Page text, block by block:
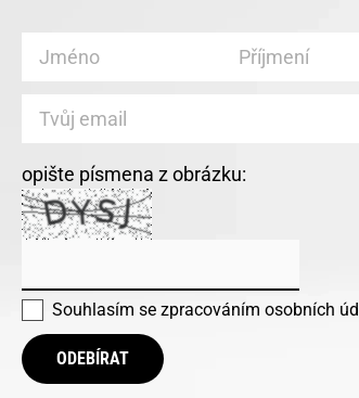
opište písmena z obrázku:
Souhlasím se zpracováním osobních
ODEBÍRAT